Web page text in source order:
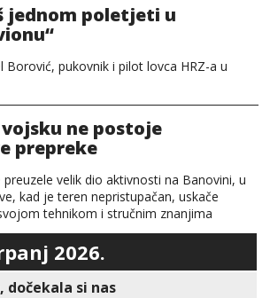
jednom poletjeti u
Borović, pukovnik i pilot lovca HRZ-a u
ne postoje
prepreke
velik dio aktivnosti na Banovini, u
kad je teren nepristupačan, uskače
tehnikom i stručnim znanjima
2026.
dočekala si nas